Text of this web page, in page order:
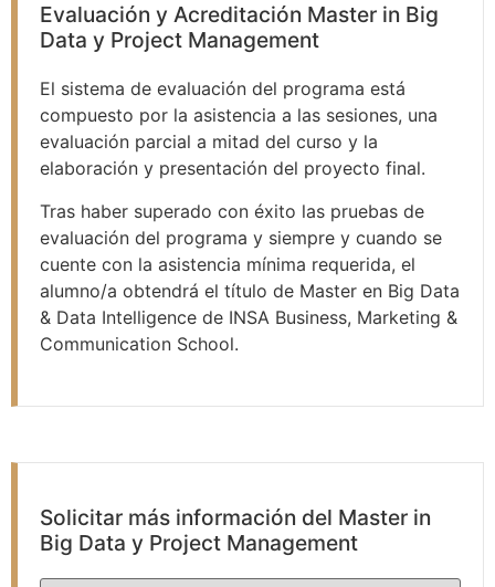
Evaluación y Acreditación Master in Big
Data y Project Management
El sistema de evaluación del programa está
compuesto por la asistencia a las sesiones, una
evaluación parcial a mitad del curso y la
elaboración y presentación del proyecto final.
Tras haber superado con éxito las pruebas de
evaluación del programa y siempre y cuando se
cuente con la asistencia mínima requerida, el
alumno/a obtendrá el título de Master en Big Data
& Data Intelligence de INSA Business, Marketing &
Communication School.
Solicitar más información del Master in
Big Data y Project Management